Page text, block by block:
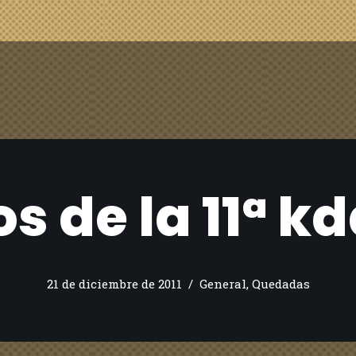
de la 11ª
21 de diciembre de 2011 General, Quedadas